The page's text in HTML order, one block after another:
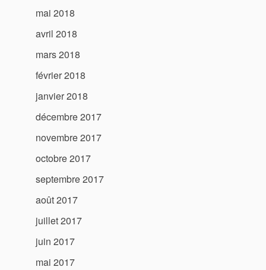
mai 2018
avril 2018
mars 2018
février 2018
janvier 2018
décembre 2017
novembre 2017
octobre 2017
septembre 2017
août 2017
juillet 2017
juin 2017
mai 2017